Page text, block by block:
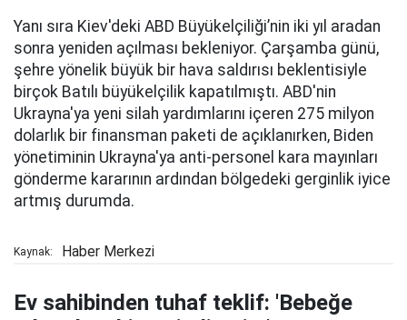
Yanı sıra Kiev'deki ABD Büyükelçiliği’nin iki yıl aradan
sonra yeniden açılması bekleniyor. Çarşamba günü,
şehre yönelik büyük bir hava saldırısı beklentisiyle
birçok Batılı büyükelçilik kapatılmıştı. ABD'nin
Ukrayna'ya yeni silah yardımlarını içeren 275 milyon
dolarlık bir finansman paketi de açıklanırken, Biden
yönetiminin Ukrayna'ya anti-personel kara mayınları
gönderme kararının ardından bölgedeki gerginlik iyice
artmış durumda.
Kaynak: Haber Merkezi
Ev sahibinden tuhaf teklif: 'Bebeğe